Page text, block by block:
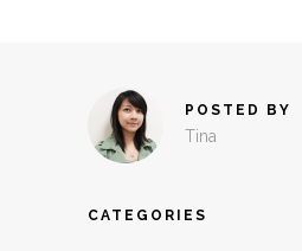
POSTED BY
Tina
CATEGORIES